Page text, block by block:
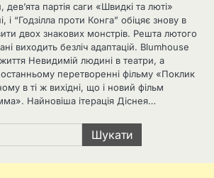
партія саги «Швидкі та люті»
і “Годзілла проти Конга” обіцяє знову в
двох знакових монстрів. Решта лютого
виходить безліч адаптацій. Blumhouse
Невидимій людині в театри, а
перетворенні фільму «Поклик
в ті ж вихідні, що і новий фільм
Найновіша ітерація Діснея…